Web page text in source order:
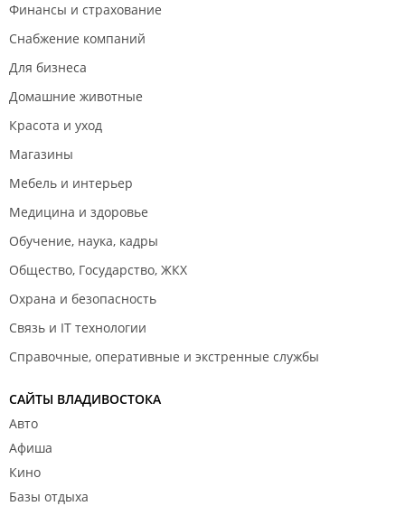
Финансы и страхование
Снабжение компаний
Для бизнеса
Домашние животные
Красота и уход
Магазины
Мебель и интерьер
Медицина и здоровье
Обучение, наука, кадры
Общество, Государство, ЖКХ
Охрана и безопасность
Связь и IT технологии
Справочные, оперативные и экстренные службы
САЙТЫ ВЛАДИВОСТОКА
Авто
Афиша
Кино
Базы отдыха